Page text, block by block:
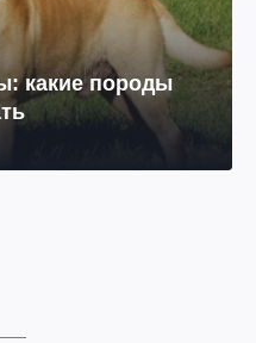
какие породы